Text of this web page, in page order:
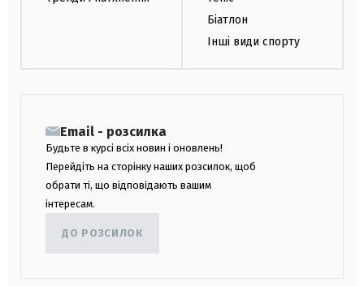
Біатлон
Інші види спорту
Email - розсилка
Будьте в курсі всіх новин і оновлень!
Перейдіть на сторінку наших розсилок, щоб
обрати ті, що відповідають вашим
інтересам.
ДО РОЗСИЛОК